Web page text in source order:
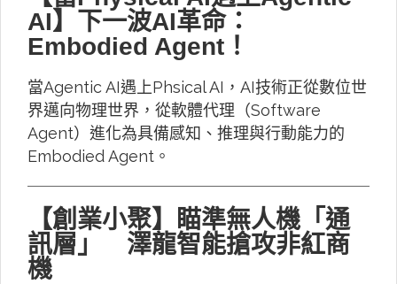
AI】下一波AI革命：
Embodied Agent！
當Agentic AI遇上Phsical AI，AI技術正從數位世
界邁向物理世界，從軟體代理（Software
Agent）進化為具備感知、推理與行動能力的
Embodied Agent。
【創業小聚】瞄準無人機「通
訊層」 澤龍智能搶攻非紅商
機